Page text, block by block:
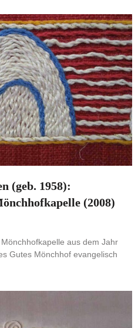
(geb. 1958):
(2008)
aus dem Jahr
Gutes Mönchhof evangelisch